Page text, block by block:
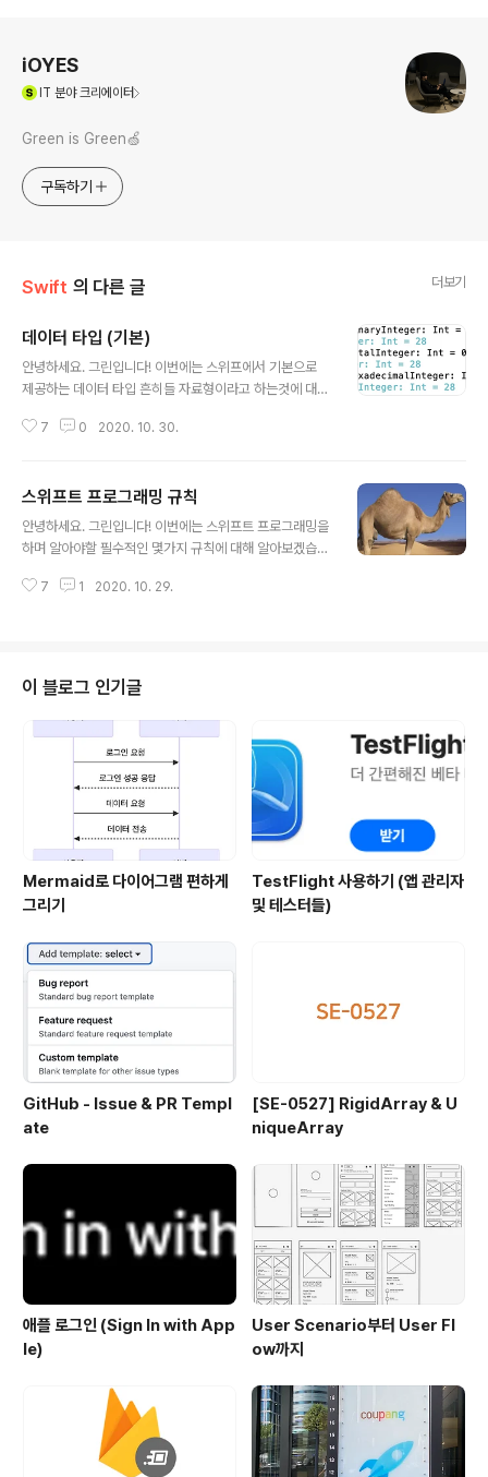
iOYES
IT 분야 크리에이터
Green is Green🍏
구독하기
Swift 의 다른 글 더보기
데이터 타입 (기본)
안녕하세요. 그린입니다! 이번에는 스위프에서 기본으로
제공하는 데이터 타입 흔히들 자료형이라고 하는것에 대해
글자가 대문자로 시작하는 대문자 카멜케이스를 사용합니
1. Int / UInt 1) Int : +, - 부호를 포함한 정수 2) UInt : -
부호를 포함하지 않고 0을 포함한 양의 정수 각 타입의 최
대/최소값은 max,min 프로퍼티로 알아 볼 수 있습니다.
쓰던 숫자와 동일하게 작성 -. 2진수 : 접두어 0b -. 8진수
7 0 2020. 10. 30.
스위프트 프로그래밍 규칙
안녕하세요. 그린입니다! 이번에는 스위프트 프로그래밍을
하며 알아야할 필수적인 몇가지 규칙에 대해 알아보겠습니
지해야하는 부분입니다. 여러분들도 제 글을 보며 잊고있
니다. 1. 기본 명명 규칙 모든 프로그래밍 언어가 그렇듯 스
위프트 언어 자체에 명시된 명명 규칙은 없습니다. 환경과
협업 그룹에 따라 달라질 수 있습니다. 그러나 클린 코딩을
위해 스위프트의 API 디자인 가이드라인 및 애플의 코코아
를 위한 코딩 가이드라인을 참고하시면 좋습니다. 다음은,
가이드라인 중에서 꼭 알아야..
7 1 2020. 10. 29.
이 블로그 인기글
Mermaid로 다이어그램 편하게
그리기
TestFlight 사용하기 (앱 관리자
및 테스터들)
GitHub - Issue & PR Templ
ate
[SE-0527] RigidArray & U
niqueArray
애플 로그인 (Sign In with App
le)
User Scenario부터 User Fl
ow까지